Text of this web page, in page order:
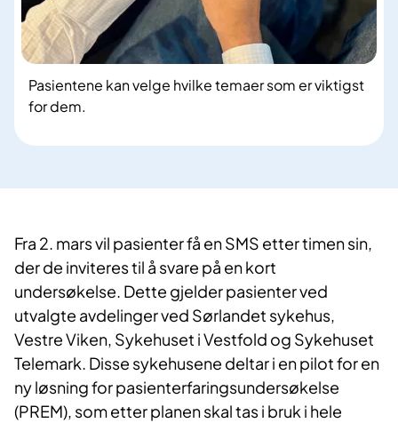
Pasientene kan velge hvilke temaer som er viktigst
for dem.
Fra 2. mars vil pasienter få en SMS etter timen sin,
der de inviteres til å svare på en kort
undersøkelse. Dette gjelder pasienter ved
utvalgte avdelinger ved Sørlandet sykehus,
Vestre Viken, Sykehuset i Vestfold og Sykehuset
Telemark. Disse sykehusene deltar i en pilot for en
ny løsning for pasienterfaringsundersøkelse
(PREM), som etter planen skal tas i bruk i hele